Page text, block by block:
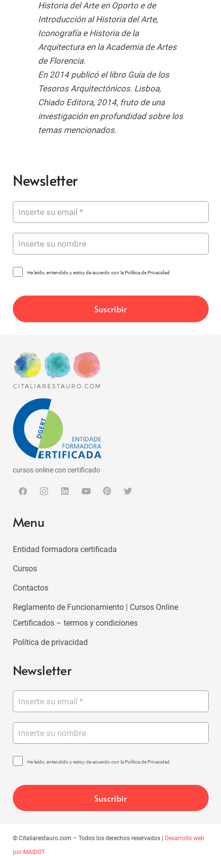
Historia del Arte en Oporto e de
Introducción al Historia del Arte,
Iconografía e Historia de la
Arquitectura en la Academia de Artes
de Florencia.
En 2014 publicó el libro Guía de los
Tesoros Arquitectónicos. Lisboa,
Chiado Editora, 2014, fruto de una
investigación en profundidad sobre los
temas mencionados.
Newsletter
He leído, entendido y estoy de acuerdo con la Política de Privacidad
cursos online con certificado
Menu
Entidad formadora certificada
Cursos
Contactos
Reglamento de Funcionamiento | Cursos Online
Certificados – termos y condiciones
Política de privacidad
Newsletter
He leído, entendido y estoy de acuerdo con la Política de Privacidad
© Citaliarestauro.com – Todos los derechos reservados | Desarrollo web
por MAIDOT